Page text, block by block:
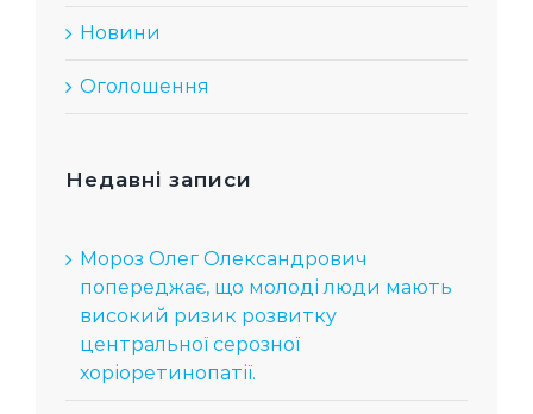
Новини
Оголошення
Недавні записи
Мороз Олег Олександрович
попереджає, що молоді люди мають
високий ризик розвитку
центральної серозної
хоріоретинопатії.